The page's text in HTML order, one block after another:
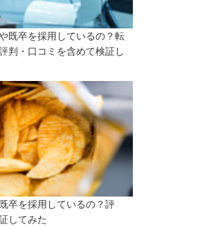
既卒を採用しているの？転
判・口コミを含めて検証し
卒を採用しているの？評
してみた